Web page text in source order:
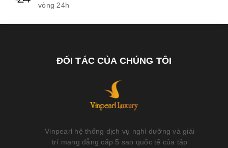
vòng 24h
ĐỐI TÁC CỦA CHÚNG TÔI
Vinpearl hệ thống dịch vụ nghỉ dưỡng và giải
trí mang đẳng cấp 5 sao quốc tế của tập